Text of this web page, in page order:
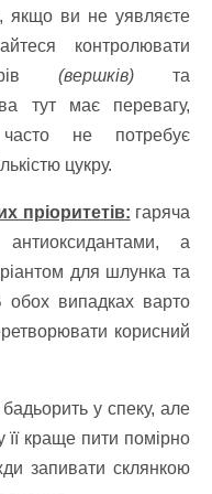
якщо ви не уявляєте
контролювати
(вершків)та
тут має перевагу,
не потребує
цукру.
пріоритетів: гаряча
а
для шлунка та
обох випадках варто
корисний
у спеку, але
її краще пити помірно
запивати склянкою